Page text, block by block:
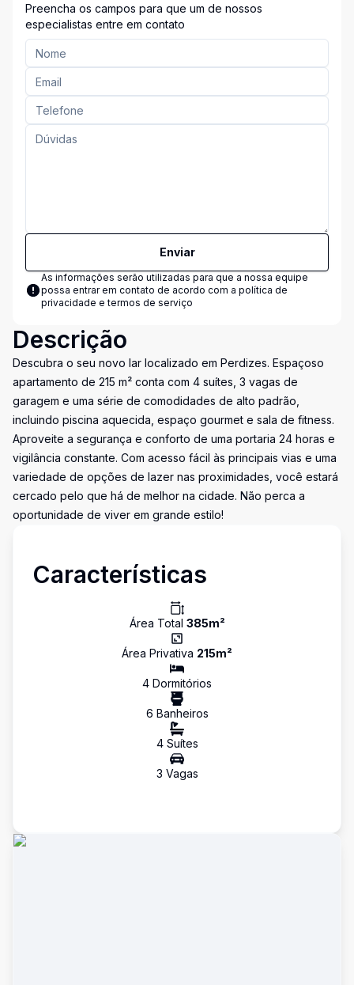
Preencha os campos para que um de nossos
especialistas entre em contato
Enviar
As informações serão utilizadas para que a nossa equipe
possa entrar em contato de acordo com a política de
privacidade e termos de serviço
Descrição
Descubra o seu novo lar localizado em Perdizes. Espaçoso
apartamento de 215 m² conta com 4 suítes, 3 vagas de
garagem e uma série de comodidades de alto padrão,
incluindo piscina aquecida, espaço gourmet e sala de fitness.
Aproveite a segurança e conforto de uma portaria 24 horas e
vigilância constante. Com acesso fácil às principais vias e uma
variedade de opções de lazer nas proximidades, você estará
cercado pelo que há de melhor na cidade. Não perca a
oportunidade de viver em grande estilo!
Características
Área Total 385m²
Área Privativa 215m²
4 Dormitórios
6 Banheiros
4Suítes
3 Vagas